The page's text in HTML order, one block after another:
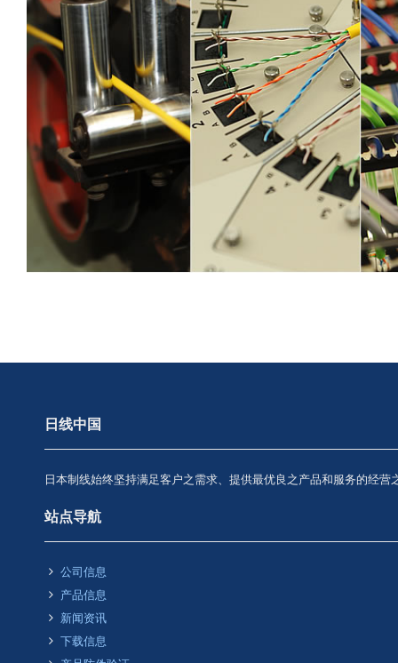
日线中国
日本制线始终坚持满足客户之需求、提供最优良之产品和服务的经
站点导航
公司信息
产品信息
新闻资讯
下载信息